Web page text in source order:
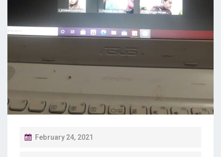
P
February 24, 2021